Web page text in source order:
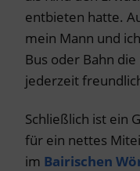
entbieten hatte.
mein Mann und
Bus oder Bahn
jederzeit
Schließlich ist ein
für ein nettes
im Bairischen